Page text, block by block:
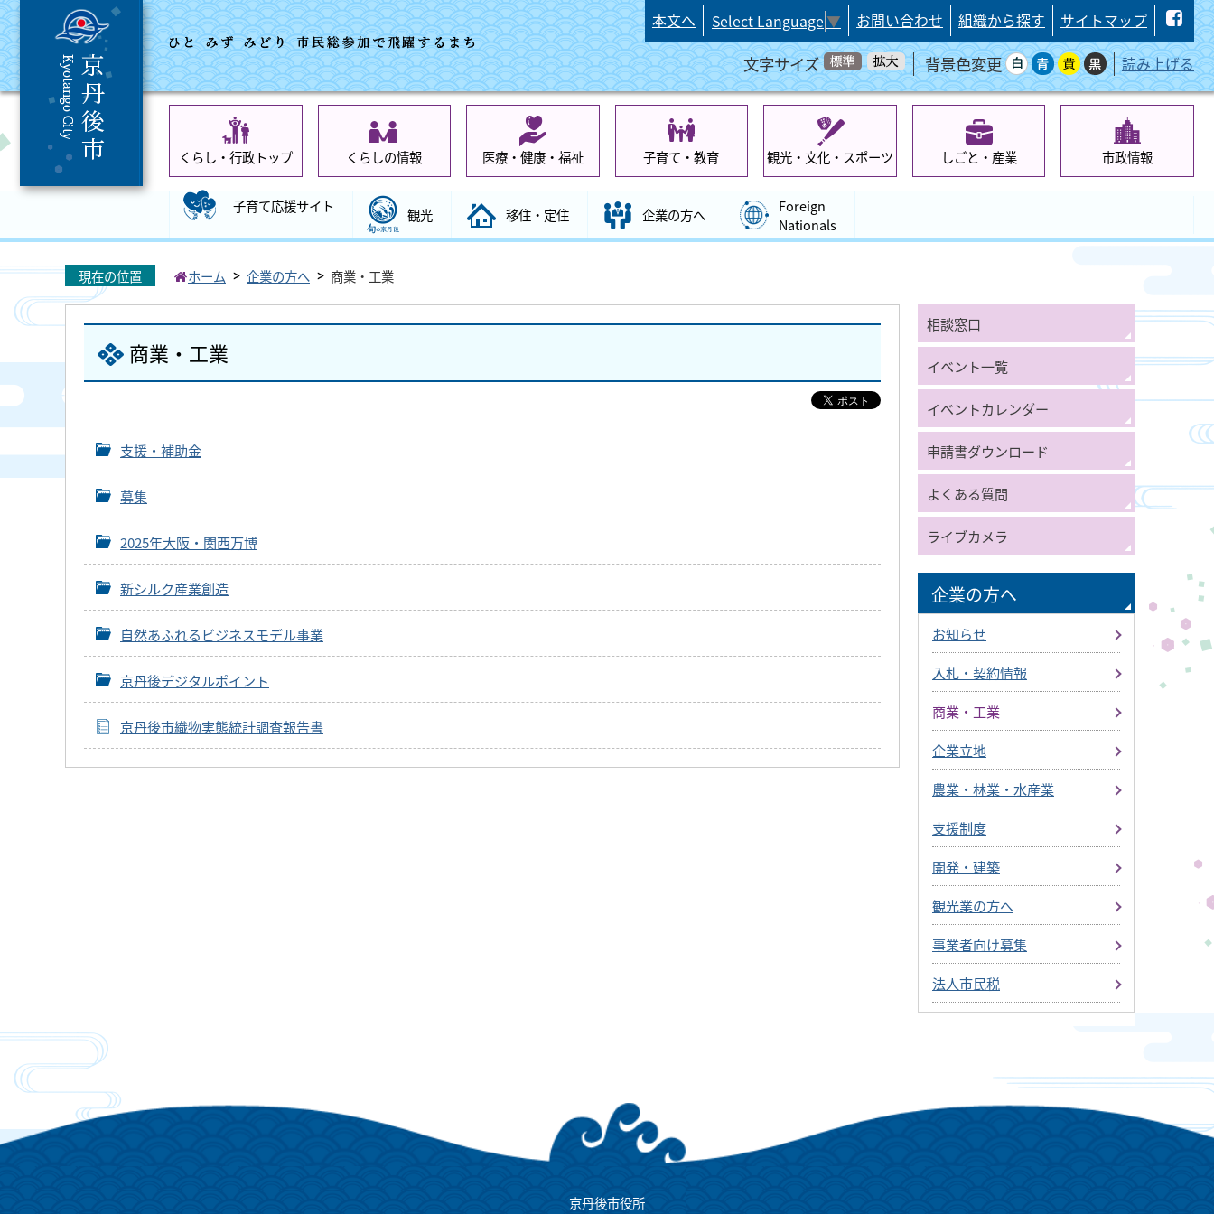
本文へ Select Language▼ お問い合わせ 組織から探す サイトマップ
文字サイズ 背景色変更 読み上げる
くらし・行政トップ くらしの情報 医療・健康・福祉 子育て・教育 観光・文化・スポーツ しごと・産業 市政情報
子育て応援サイト 観光 移住・定住 企業の方へ
Foreign
Nationals
現在の位置 ホーム 企業の方へ 商業・工業
商業・工業
支援・補助金
募集
2025年大阪・関西万博
新シルク産業創造
自然あふれるビジネスモデル事業
京丹後デジタルポイント
京丹後市織物実態統計調査報告書
相談窓口
イベント一覧
イベントカレンダー
申請書ダウンロード
よくある質問
ライブカメラ
企業の方へ
お知らせ
入札・契約情報
商業・工業
企業立地
農業・林業・水産業
支援制度
開発・建築
観光業の方へ
事業者向け募集
法人市民税
京丹後市役所